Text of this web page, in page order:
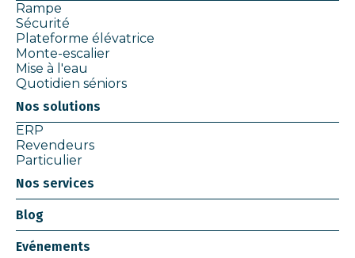
Rampe
Sécurité
Plateforme élévatrice
Monte-escalier
Mise à l'eau
Quotidien séniors
Nos solutions
ERP
Revendeurs
Particulier
Nos services
Blog
Evénements